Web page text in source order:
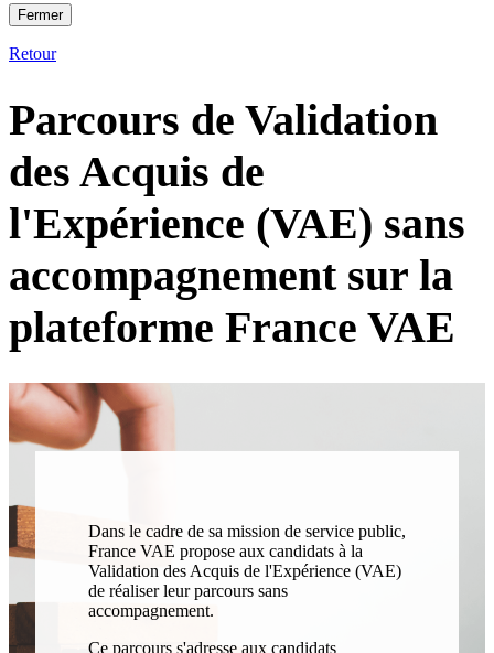
Fermer
Retour
Parcours de Validation
des Acquis de
l'Expérience (VAE) sans
accompagnement sur la
plateforme France VAE
Dans le cadre de sa mission de service public,
France VAE propose aux candidats à la
Validation des Acquis de l'Expérience (VAE)
de réaliser leur parcours sans
accompagnement.
Ce parcours s'adresse aux candidats